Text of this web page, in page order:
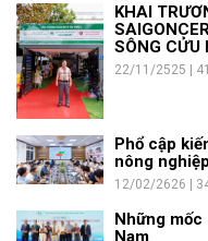
KHAI
SÔNG CỬU
22/11/2525 |
Phổ cập
nông nghiệp
12/02/2626 |
Những
Nam